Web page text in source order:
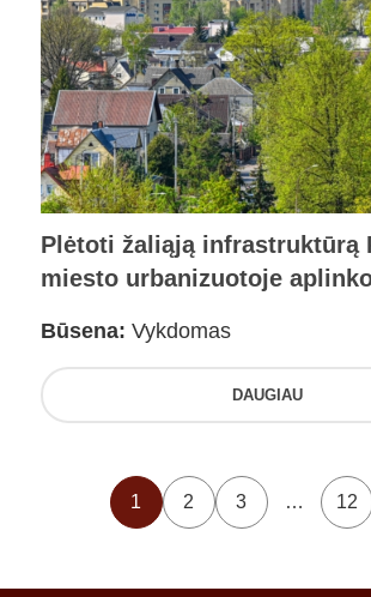
Plėtoti žaliąją infrastruktūrą
miesto urbanizuotoje
Būsena: Vykdomas
DAUGIAU
1 2 3 … 12